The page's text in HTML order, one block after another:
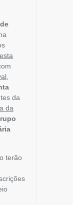
da
da
terão